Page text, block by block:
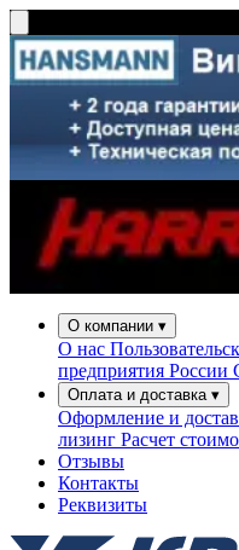
О компании ▾
О нас
предприятия России
Оплата и доставка ▾
Оформление и
лизинг Расчет
Отзывы
Контакты
Реквизиты